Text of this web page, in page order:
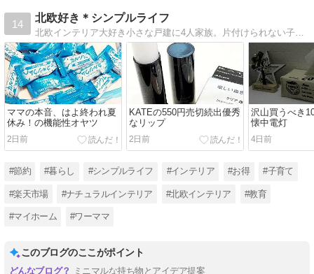
14
北欧好き＊シンプルライフ
ママの本音、はよ終われ夏
休み！の機能性オヤツ
2日前
KATEの550円売切続出優秀
なリップ
2日前
沢山買うべき
懐中電灯
4日前
#節約 #暮らし #シンプルライフ #インテリア #お得 #子育て
#楽天市場 #ナチュラルインテリア #北欧インテリア #教育
#マイホーム #ワーママ
このブログのここがポイント
ミニマルな持ち物とアイデア提案